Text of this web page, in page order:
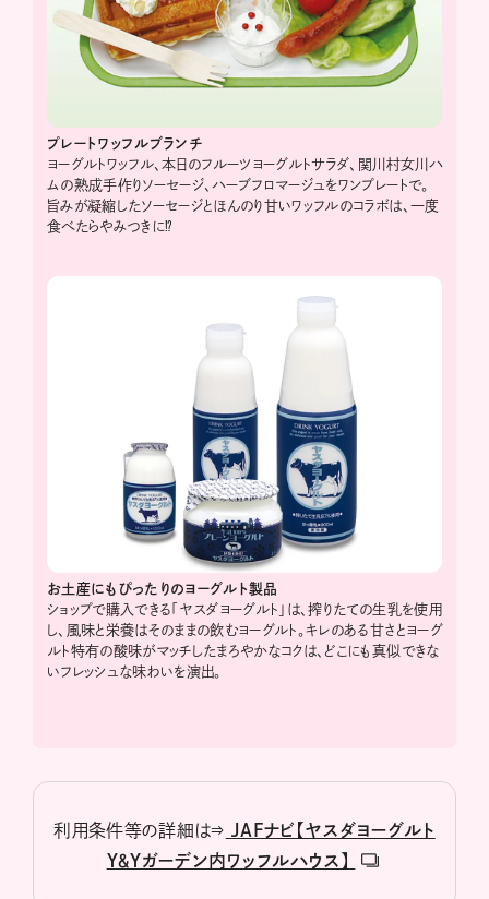
プレートワッフルブランチ
ヨーグルトワッフル、本日のフルーツヨーグルトサラダ、関川村女川ハ
ムの熟成手作りソーセージ、ハーブフロマージュをワンプレートで。
旨みが凝縮したソーセージとほんのり甘いワッフルのコラボは、一度
食べたらやみつきに⁉
お土産にもぴったりのヨーグルト製品
ショップで購入できる「ヤスダヨーグルト」は、搾りたての生乳を使用
し、風味と栄養はそのままの飲むヨーグルト。キレのある甘さとヨーグ
ルト特有の酸味がマッチしたまろやかなコクは、どこにも真似できな
いフレッシュな味わいを演出。
利用条件等の詳細は⇒
JAFナビ【ヤスダヨーグルト
Y＆Yガーデン内ワッフルハウス】